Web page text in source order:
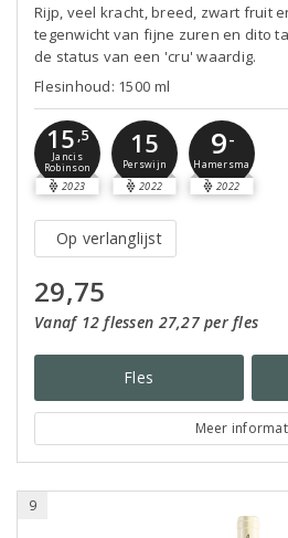
Rijp, veel kracht, breed, zwart fruit
tegenwicht van fijne zuren en dito
de status van een 'cru' waardig.
Flesinhoud: 1500 ml
15 ,5
Jancis
Robinson
2023
15
Perswijn
2022
9-
Hamersma
2022
Op verlanglijst
29,75
Vanaf 12 flessen 27,27 per fles
Fles
Meer
9